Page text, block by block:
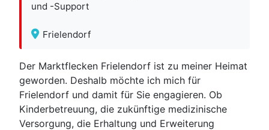
und -Support
Frielendorf
Der Marktflecken Frielendorf ist zu meiner Heimat
geworden. Deshalb möchte ich mich für
Frielendorf und damit für Sie engagieren. Ob
Kinderbetreuung, die zukünftige medizinische
Versorgung, die Erhaltung und Erweiterung